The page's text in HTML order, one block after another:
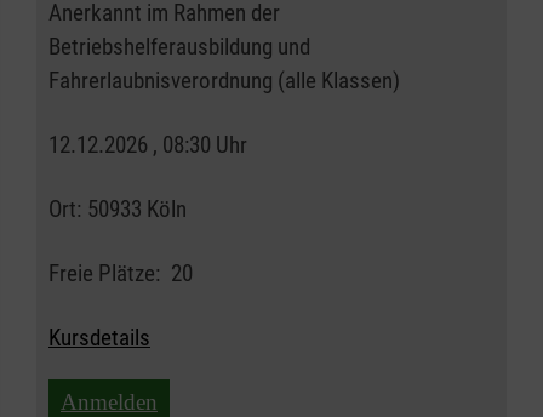
Anerkannt im Rahmen der
Betriebshelferausbildung und
Fahrerlaubnisverordnung (alle Klassen)
12.12.2026 , 08:30 Uhr
Ort: 50933 Köln
Freie Plätze: 20
Kursdetails
Anmelden